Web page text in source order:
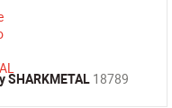
18789